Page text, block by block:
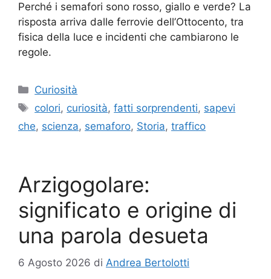
Perché i semafori sono rosso, giallo e verde? La
risposta arriva dalle ferrovie dell’Ottocento, tra
fisica della luce e incidenti che cambiarono le
regole.
Categorie
Curiosità
Tag
colori, curiosità,fatti sorprendenti, sapevi
che, scienza, semaforo, Storia, traffico
Arzigogolare:
significato e origine di
una parola desueta
6 Agosto 2026 di Andrea Bertolotti